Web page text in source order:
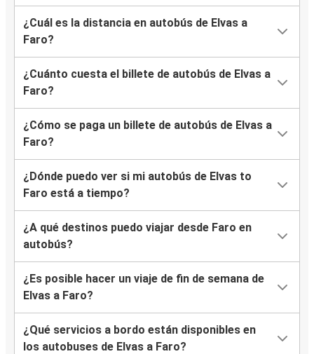
¿Cuál es la distancia en autobús de Elvas a
Faro?
¿Cuánto cuesta el billete de autobús de Elvas a
Faro?
¿Cómo se paga un billete de autobús de Elvas a
Faro?
¿Dónde puedo ver si mi autobús de Elvas to
Faro está a tiempo?
¿A qué destinos puedo viajar desde Faro en
autobús?
¿Es posible hacer un viaje de fin de semana de
Elvas a Faro?
¿Qué servicios a bordo están disponibles en
los autobuses de Elvas a Faro?